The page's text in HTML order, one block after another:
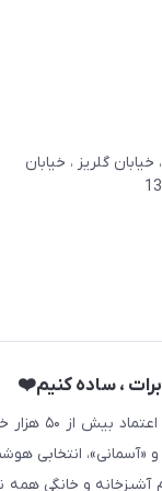
گلریز ، خیابان
، ساده کنیم❤️
با
انتخابی
آشپزخانه و خانگی